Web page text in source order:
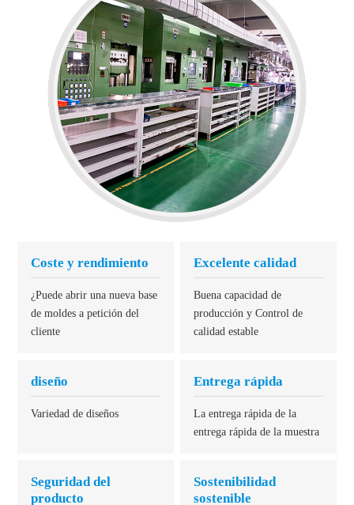
Coste y rendimiento
¿Puede abrir una nueva base
de moldes a petición del
cliente
Excelente calidad
Buena capacidad de
producción y Control de
calidad estable
diseño
Variedad de diseños
Entrega rápida
La entrega rápida de la
entrega rápida de la muestra
Seguridad del
producto
Sostenibilidad
sostenible